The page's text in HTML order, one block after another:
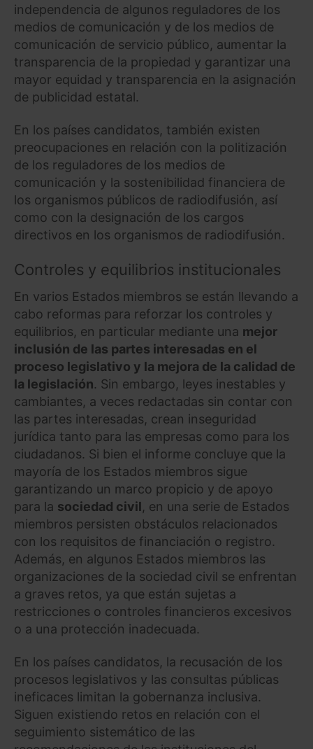
independencia de algunos reguladores de los
medios de comunicación y de los medios de
comunicación de servicio público, aumentar la
transparencia de la propiedad y garantizar una
mayor equidad y transparencia en la asignación
de publicidad estatal.
En los países candidatos, también existen
preocupaciones en relación con la politización
de los reguladores de los medios de
comunicación y la sostenibilidad financiera de
los organismos públicos de radiodifusión, así
como con la designación de los cargos
directivos en los organismos de radiodifusión.
Controles y equilibrios institucionales
En varios Estados miembros se están llevando a
cabo reformas para reforzar los controles y
equilibrios, en particular mediante una mejor
inclusión de las partes interesadas en el
proceso legislativo y la mejora de la calidad de
la legislación. Sin embargo, leyes inestables y
cambiantes, a veces redactadas sin contar con
las partes interesadas, crean inseguridad
jurídica tanto para las empresas como para los
ciudadanos. Si bien el informe concluye que la
mayoría de los Estados miembros sigue
garantizando un marco propicio y de apoyo
para la sociedad civil, en una serie de Estados
miembros persisten obstáculos relacionados
con los requisitos de financiación o registro.
Además, en algunos Estados miembros las
organizaciones de la sociedad civil se enfrentan
a graves retos, ya que están sujetas a
restricciones o controles financieros excesivos
o a una protección inadecuada.
En los países candidatos, la recusación de los
procesos legislativos y las consultas públicas
ineficaces limitan la gobernanza inclusiva.
Siguen existiendo retos en relación con el
seguimiento sistemático de las